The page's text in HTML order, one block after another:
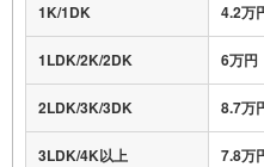
1K/1DK 4.2万
1LDK/2K/2DK 6万円
2LDK/3K/3DK 8.7万
3LDK/4K以上 7.8万